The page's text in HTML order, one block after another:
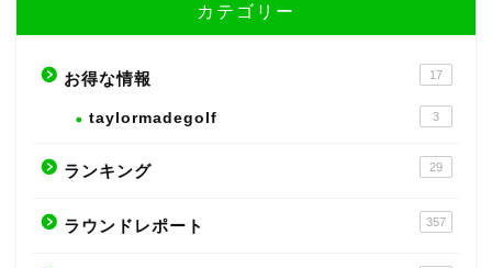
カテゴリー
お得な情報 17
taylormadegolf 3
ランキング 29
ラウンドレポート 357